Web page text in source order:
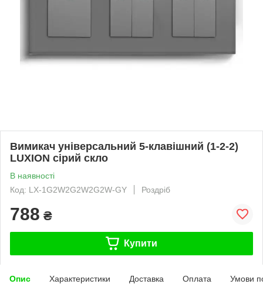
Вимикач універсальний 5-клавішний (1-2-2)
LUXION сірий скло
В наявності
Код: LX-1G2W2G2W2G2W-GY
Роздріб
788 ₴
Купити
Опис Характеристики Доставка Оплата Умови